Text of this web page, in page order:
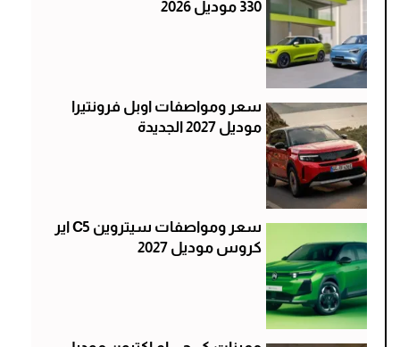
330 موديل 2026
سعر ومواصفات اوبل فرونتيرا
موديل 2027 الجديدة
سعر ومواصفات سيتروين C5 اير
كروس موديل 2027